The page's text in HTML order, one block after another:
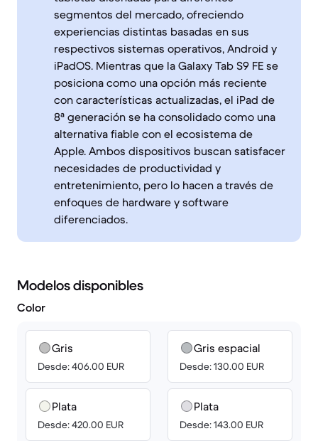
segmentos del mercado, ofreciendo
experiencias distintas basadas en sus
respectivos sistemas operativos, Android y
iPadOS. Mientras que la Galaxy Tab S9 FE se
posiciona como una opción más reciente
con características actualizadas, el iPad de
8ª generación se ha consolidado como una
alternativa fiable con el ecosistema de
Apple. Ambos dispositivos buscan satisfacer
necesidades de productividad y
entretenimiento, pero lo hacen a través de
enfoques de hardware y software
diferenciados.
Modelos disponibles
Color
Gris
Desde: 406.00 EUR
Plata
Desde: 420.00 EUR
Gris espacial
Desde: 130.00 EUR
Plata
Desde: 143.00 EUR